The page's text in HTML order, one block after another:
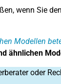
wenn Sie
Modellen
ähnlichen
oder